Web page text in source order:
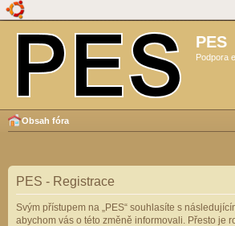
PES
Podpora
Obsah fóra
PES - Registrace
Svým přístupem na „PES“ souhlasíte s
abychom vás o této změně informovali. Přesto je